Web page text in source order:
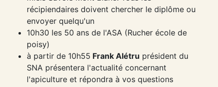
récipiendaires doivent chercher le diplôme ou
envoyer quelqu'un
10h30 les 50 ans de l'ASA (Rucher école de
poisy)
à partir de 10h55 Frank Alétru président du
SNA présentera l'actualité concernant
l'apiculture et répondra à vos questions